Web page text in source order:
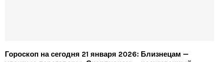
Гороскоп на сегодня 21 января 2026: Близнецам —